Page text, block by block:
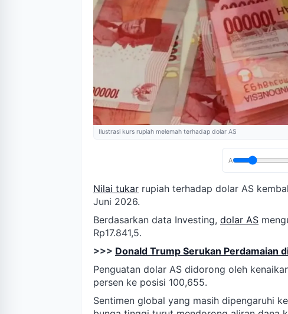
Ilustrasi kurs rupiah melemah terhadap dolar AS
A
Nilai tukar rupiah terhadap dolar AS
Juni 2026.
Berdasarkan data Investing, dolar AS
Rp17.841,5.
>>> Donald Trump Serukan Perdamaian
Penguatan dolar AS didorong oleh
persen ke posisi 100,655.
Sentimen global yang masih dipengaruhi